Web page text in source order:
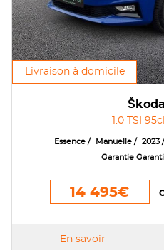
Livraison à domicile
Škoda
1.0 TSI
Essence Manuelle 2023
Garantie
14 495€
En savoir